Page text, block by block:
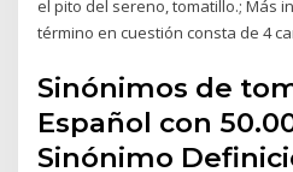
el pito del sereno, tomatillo.; Más
término en cuestión consta de 4
Sinónimos de
Español con
Sinónimo